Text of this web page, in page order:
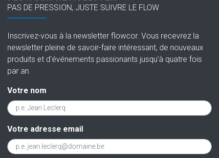
PAS DE PRESSION, JUSTE SUIVRE LE FLOW
Inscrivez-vous à la newsletter flowcor. Vous recevrez la
newsletter pleine de savoir-faire intéressant, de nouveaux
produits et d'événements passionants jusqu'à quatre fois
par an.
Votre nom
Votre adresse email